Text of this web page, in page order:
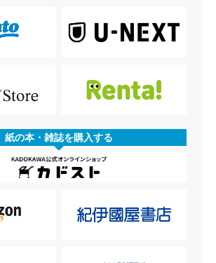
紙の本・雑誌を購入する